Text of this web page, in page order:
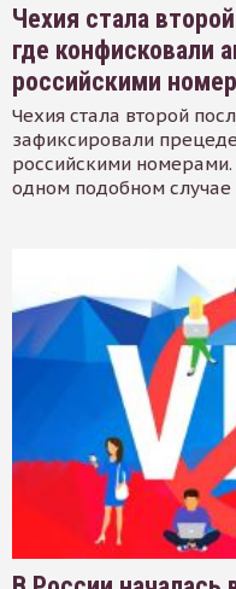
Чехия стала
где конфисковали
российскими
Чехия стала второй
зафиксировали
российскими
одном подобном случае